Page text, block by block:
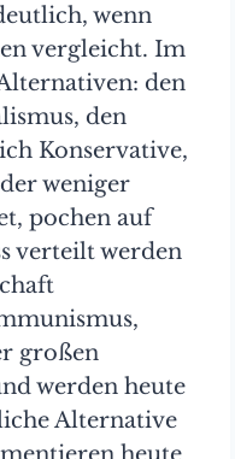
wenn
vergleicht. Im
den
den
Konservative,
weniger
pochen auf
verteilt werden
großen
werden heute
Alternative